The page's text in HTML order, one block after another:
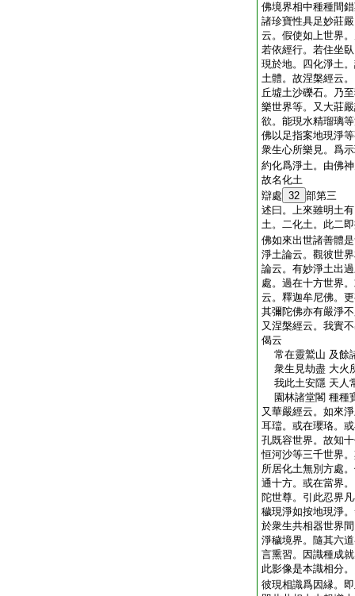
佛境界相中種種間
諸珍寶性具足妙莊
云。假使如上世界
若依經行。若住坐
現於地。四化淨土
土體。故涅槃經云
丘墟土沙礫石。乃
樂世界等。又大莊
欲。能現水精瑠璃
佛以足指案地現淨
衆生心所樂見。爲
約化爲淨土。由佛
故名化土
辯處 32 部第三
述曰。上來雖明土
土。二化土。此二
佛如來出世諸善體
淨土論云。觀彼世
論云。有妙淨土出
處。過在十方世界
云。釋迦牟尼佛。
其彌陀佛亦有嚴淨
又涅槃經云。我實
偈云
常在靈鷲山 及餘
衆生見劫盡 大火
我此土安隱 天人
園林諸堂閣 種種
又華嚴經云。如來
耳璫。或在瓔珞。
孔既容世界。故知
恒河沙等三千世界
所居化土無別方處
通十方。或在當界
陀世尊。引此忍界
穢現淨如按地現淨
於衆生共相器世界
淨穢境界。隨其六
言熏習。因識種成
此影像是本識相分
彼現相識爲因縁。